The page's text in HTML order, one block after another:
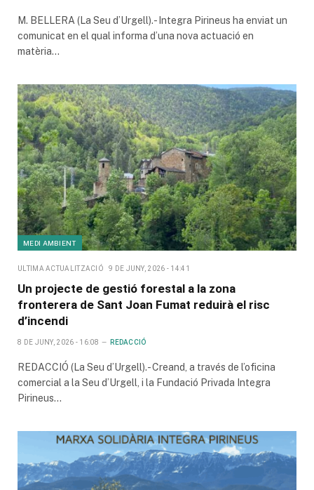
M. BELLERA (La Seu d’Urgell).- Integra Pirineus ha enviat un
comunicat en el qual informa d’una nova actuació en
matèria…
MEDI AMBIENT
ULTIMA ACTUALITZACIÓ 9 DE JUNY, 2026 - 14:41
Un projecte de gestió forestal a la zona
fronterera de Sant Joan Fumat reduirà el risc
d’incendi
8 DE JUNY, 2026 - 16:08 REDACCIÓ
REDACCIÓ (La Seu d’Urgell).- Creand, a través de l’oficina
comercial a la Seu d’Urgell, i la Fundació Privada Integra
Pirineus…